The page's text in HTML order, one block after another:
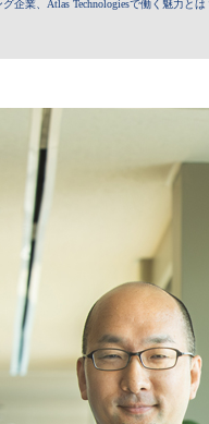
企業、Atlas Technologiesで働く魅力とは